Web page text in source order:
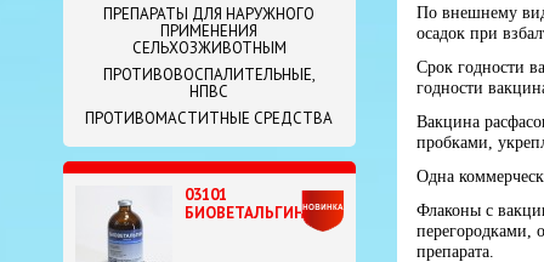
ПРЕПАРАТЫ ДЛЯ НАРУЖНОГО
ПРИМЕНЕНИЯ
СЕЛЬХОЗЖИВОТНЫМ
ПРОТИВОВОСПАЛИТЕЛЬНЫЕ,
НПВС
ПРОТИВОМАСТИТНЫЕ СРЕДСТВА
03101
БИОВЕТАЛЬГИН
По внешнему
осадок при
Срок годности
годности
Вакцина
пробками,
Одна
Флаконы с
перегородками,
препарата.